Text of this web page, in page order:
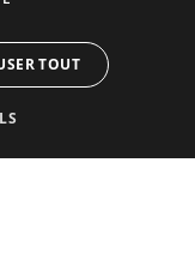
TOUT